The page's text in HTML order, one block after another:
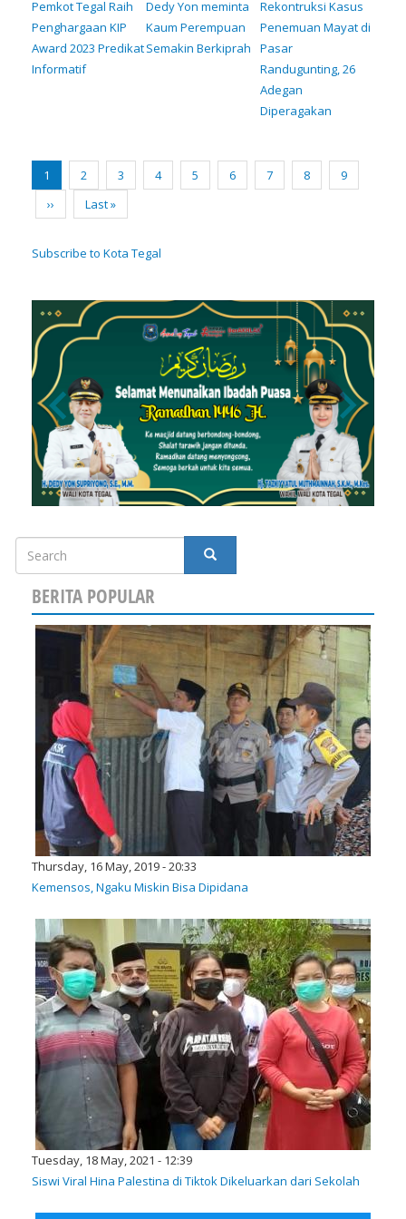
Pemkot Tegal Raih
Penghargaan KIP
Award 2023 Predikat
Informatif
Dedy Yon meminta
Kaum Perempuan
Semakin Berkiprah
Rekontruksi Kasus
Penemuan Mayat di
Pasar
Randugunting, 26
Adegan
Diperagakan
Pagination
Current
page
1 Page
2 Page
3 Page
4 Page
5 Page
6 Page
7 Page
8 Page
9
Next
page
››
Last
page
Last »
Subscribe to Kota Tegal
Search
SEARCH
BERITA POPULAR
Thursday, 16 May, 2019 - 20:33
Kemensos, Ngaku Miskin Bisa Dipidana
Tuesday, 18 May, 2021 - 12:39
Siswi Viral Hina Palestina di Tiktok Dikeluarkan dari Sekolah